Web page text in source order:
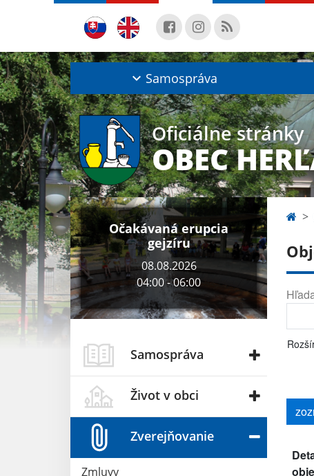
Samospráva
Oficiálne stránky
OBEC
Očakávaná erupcia
gejzíru
08.08.2026
04:00 - 06:00
Samospráva
Život v obci
Zverejňovanie
Zmluvy